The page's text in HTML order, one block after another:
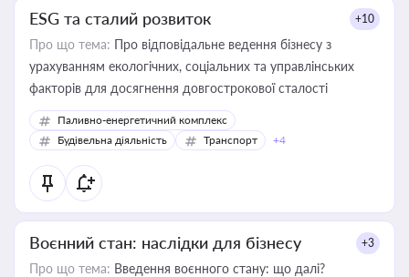
ESG та сталий розвиток +10
Про що тема: Про відповідальне ведення бізнесу з
урахуванням екологічних, соціальних та управлінських
факторів для досягнення довгострокової сталості
Паливно-енергетичний комплекс
Будівельна діяльність
Транспорт +4
Воєнний стан: наслідки для бізнесу +3
Про що тема: Введення воєнного стану: що далі?